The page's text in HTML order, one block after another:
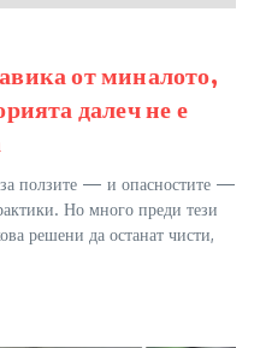
от миналото,
далеч не е
за ползите — и опасностите —
Но много преди тези
решени да останат чисти,